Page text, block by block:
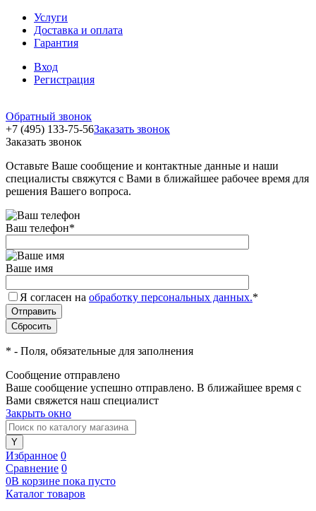
Услуги
Доставка и оплата
Гарантия
Вход
Регистрация
Обратный звонок
+7 (495) 133-75-56Заказать звонок
Заказать звонок
Оставьте Ваше сообщение и контактные данные и наши
специалисты свяжутся с Вами в ближайшее рабочее время для
решения Вашего вопроса.
Ваш телефон*
Ваше имя
Я согласен на обработку персональных данных.*
* - Поля, обязательные для заполнения
Сообщение отправлено
Ваше сообщение успешно отправлено. В ближайшее время с
Вами свяжется наш специалист
Закрыть окно
Избранное 0
Сравнение 0
0В корзине пока пусто
Каталог товаров